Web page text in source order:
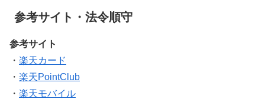
参考サイト・法令順守
参考サイト
・ 楽天カード
・ 楽天PointClub
・ 楽天モバイル